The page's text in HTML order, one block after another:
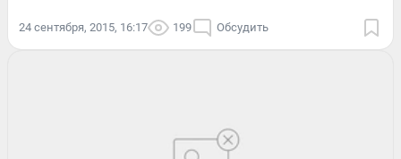
24 сентября, 2015, 16:17 199 Обсудить